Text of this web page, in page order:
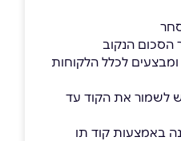
הסכום הנקוב
לכלל הלקוחות
לשמור את הקוד עד
באמצעות קוד תו